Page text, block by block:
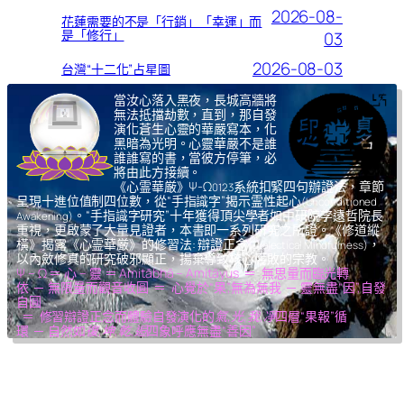
花蓮需要的不是「行銷」「幸運」而
是「修行」
2026-08-
03
台灣“十二化”占星圖 2026-08-03
當汝心落入黑夜，長城高牆將
無法抵擋劫數，直到，那自發
演化蒼生心靈的華嚴寫本，化
黑暗為光明。心靈華嚴不是誰
誰誰寫的書，當彼方停筆，必
將由此方接續。
《心霊華厳》Ψ-Ω0123系統扣緊四句辦證法，章節
呈現十進位值制四位數，從“手指識字”揭示霊性起心(Unconditioned
Awakening) 。“手指識字研究”十年獲得頂尖學者如中研院李遠哲院長
重視，更啟蒙了大量見證者，本書即一系列研究之所證。《修道縱
橫》揭露《心霊華厳》的修習法: 辯證正念(Dialectical Mindfulness)，
以內斂修真的研究破邪顯正，揚棄導致核心腐敗的宗教。
Ψ – Ω ＝ 心 – 靈 ＝ Amitābhā – Amitāyus ＝ 無思量而臨光轉
依 ─ 無限量而觀音收圓 ＝ 心覺於“果”,無為無我 ─ 靈無盡“因”,自發
自圓
＝ 修習辯證正念而體驗自發演化的氣,光,我,凈四層“果報”循
環 ─ 自然如復,坤,乾,逅四象呼應無盡“善因”